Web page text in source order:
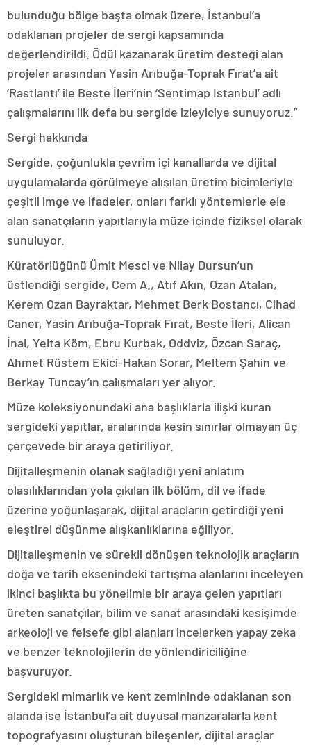
bulunduğu bölge başta olmak üzere, İstanbul’a
odaklanan projeler de sergi kapsamında
değerlendirildi. Ödül kazanarak üretim desteği alan
projeler arasından Yasin Arıbuğa-Toprak Fırat’a ait
‘Rastlantı’ ile Beste İleri’nin ‘Sentimap Istanbul’ adlı
çalışmalarını ilk defa bu sergide izleyiciye sunuyoruz.”
Sergi hakkında
Sergide, çoğunlukla çevrim içi kanallarda ve dijital
uygulamalarda görülmeye alışılan üretim biçimleriyle
çeşitli imge ve ifadeler, onları farklı yöntemlerle ele
alan sanatçıların yapıtlarıyla müze içinde fiziksel olarak
sunuluyor.
Küratörlüğünü Ümit Mesci ve Nilay Dursun’un
üstlendiği sergide, Cem A., Atıf Akın, Ozan Atalan,
Kerem Ozan Bayraktar, Mehmet Berk Bostancı, Cihad
Caner, Yasin Arıbuğa-Toprak Fırat, Beste İleri, Alican
İnal, Yelta Köm, Ebru Kurbak, Oddviz, Özcan Saraç,
Ahmet Rüstem Ekici-Hakan Sorar, Meltem Şahin ve
Berkay Tuncay’ın çalışmaları yer alıyor.
Müze koleksiyonundaki ana başlıklarla ilişki kuran
sergideki yapıtlar, aralarında kesin sınırlar olmayan üç
çerçevede bir araya getiriliyor.
Dijitalleşmenin olanak sağladığı yeni anlatım
olasılıklarından yola çıkılan ilk bölüm, dil ve ifade
üzerine yoğunlaşarak, dijital araçların getirdiği yeni
eleştirel düşünme alışkanlıklarına eğiliyor.
Dijitalleşmenin ve sürekli dönüşen teknolojik araçların
doğa ve tarih eksenindeki tartışma alanlarını inceleyen
ikinci başlıkta bu yönelimle bir araya gelen yapıtları
üreten sanatçılar, bilim ve sanat arasındaki kesişimde
arkeoloji ve felsefe gibi alanları incelerken yapay zeka
ve benzer teknolojilerin de yönlendiriciliğine
başvuruyor.
Sergideki mimarlık ve kent zemininde odaklanan son
alanda ise İstanbul’a ait duyusal manzaralarla kent
topografyasını oluşturan bileşenler, dijital araçlar